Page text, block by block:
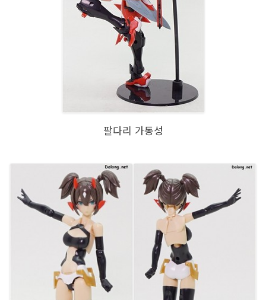
팔다리 가동성